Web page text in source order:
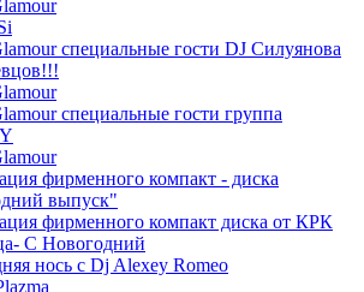
специальные гости DJ Силуянова
специальные гости группа
фирменного компакт - диска
выпуск"
фирменного компакт диска от КРК
С Новогодний
нось с Dj Alexey Romeo